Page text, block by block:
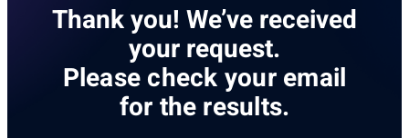
Thank you! We’ve received
your request.
Please check your email
for the results.